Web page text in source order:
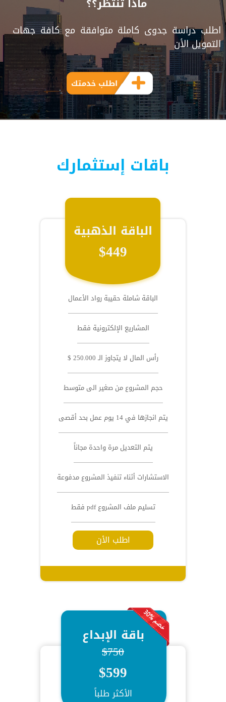
اطلب دراسة جدوى كاملة متوافقة مع كافة جهات
التمويل الأن
اطلب خدمتك
باقات إستثمارك
الباقة الذهبية
$449
الباقة شاملة حقيبة رواد الأعمال
المشاريع الإلكترونية فقط
رأس المال لا يتجاوز الـ 250.000 $
حجم المشروع من صغير الى متوسط
يتم انجازها في 14 يوم عمل بحد أقصى
يتم التعديل مرة واحدة مجاناً
الاستشارات أثناء تنفيذ المشروع مدفوعة
تسليم ملف المشروع pdf فقط
اطلب الأن
باقة الإبداع
$750
$599
الأكثر طلباً